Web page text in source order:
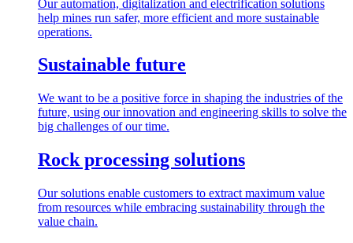
Our automation, digitalization and electrification solutions
help mines run safer, more efficient and more sustainable
operations.
Sustainable future
We want to be a positive force in shaping the industries of the
future, using our innovation and engineering skills to solve the
big challenges of our time.
Rock processing solutions
Our solutions enable customers to extract maximum value
from resources while embracing sustainability through the
value chain.